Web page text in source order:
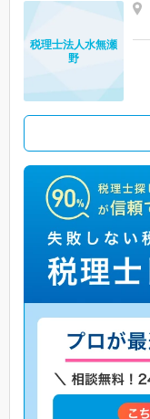
税理士法人水無瀬
野